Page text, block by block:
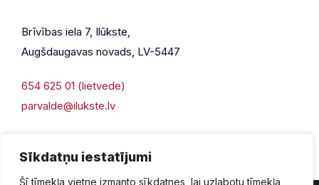
Sīkdatņu iestatījumi
Šī tīmekļa vietne izmanto sīkdatnes, lai uzlabotu tīmekļa
Brīvības iela 7, Ilūkste,
Augšdaugavas novads, LV-5447
654 625 01 (lietvede)
parvalde@ilukste.lv